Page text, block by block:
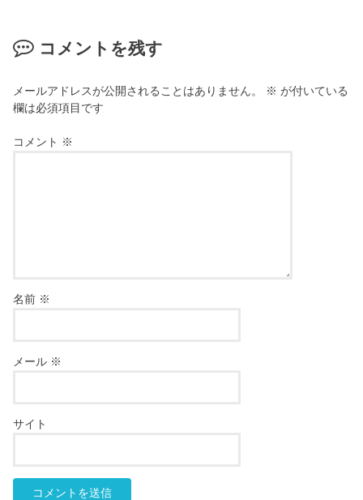
コメントを残す
メールアドレスが公開されることはありません。 ※ が付いている
欄は必須項目です
コメント ※
名前 ※
メール ※
サイト